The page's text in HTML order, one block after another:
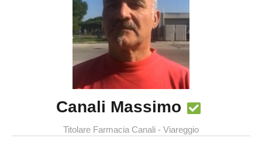
Canali Massimo
Titolare Farmacia Canali - Viareggio